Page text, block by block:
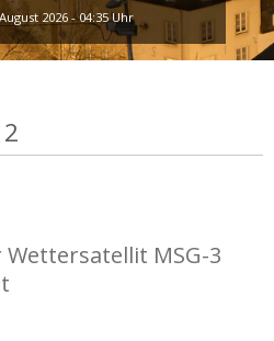
2026 - 04:35 Uhr
MSG-3